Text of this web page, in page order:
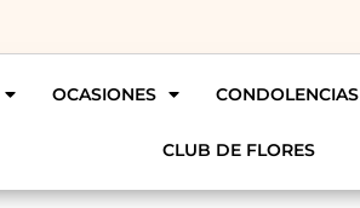
OCASIONES CONDOLENCIAS
CLUB DE FLORES